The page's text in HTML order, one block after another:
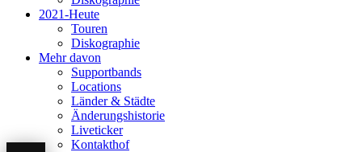
2021-Heute
Touren
Diskographie
Mehr davon
Supportbands
Locations
Länder & Städte
Änderungshistorie
Liveticker
Kontakthof